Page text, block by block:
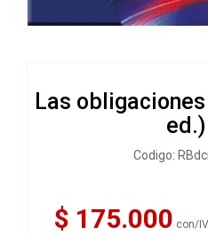
Las
ed.)
Codigo:
$ 175.000 con/